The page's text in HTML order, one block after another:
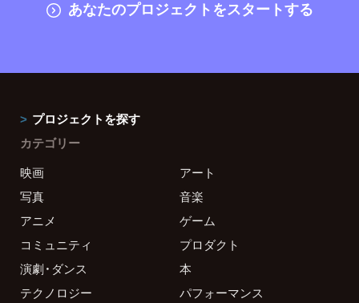
あなたのプロジェクトをスタートする
プロジェクトを探す
カテゴリー
映画
アート
写真
音楽
アニメ
ゲーム
コミュニティ
プロダクト
演劇・ダンス
本
テクノロジー
パフォーマンス